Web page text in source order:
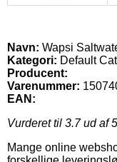
Navn: Wapsi
Kategori: Default
Producent:
Varenummer:
EAN:
Vurderet til 3.7ud af
Mange online